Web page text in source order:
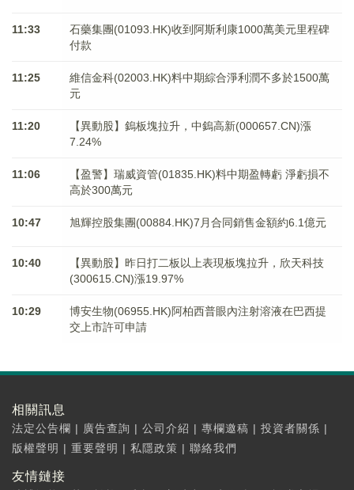
11:33
石藥集團(01093.HK)收到阿斯利康1000萬美元里程碑
付款
11:25
維信金科(02003.HK)料中期綜合淨利潤不多於1500萬
元
11:20
【異動股】鎢板塊拉升，中鎢高新(000657.CN)漲
7.24%
11:06
【盈警】瑞威資管(01835.HK)料中期盈轉虧 淨虧損不
高於300萬元
10:47 旭輝控股集團(00884.HK)7月合同銷售金額約6.1億元
10:40
【異動股】昨日打二板以上表現板塊拉升，欣天科技
(300615.CN)漲19.97%
10:29
博安生物(06955.HK)阿柏西普眼內注射溶液在巴西提
交上市許可申請
相關訊息
法定公告欄 | 廣告查詢 | 公司介紹 | 專欄邀稿 | 投資者關係 |
版權聲明 | 重要聲明 | 私隱政策 | 聯絡我們
友情鏈接